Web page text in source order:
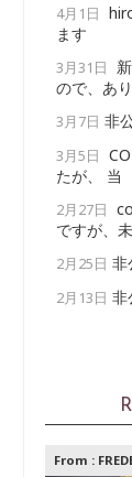
4月1日
ます
3月31日
ので、あ
3月7日 非
3月5日
たが、 当
2月27日
ですが、
2月25日 非
2月13日 非
From :